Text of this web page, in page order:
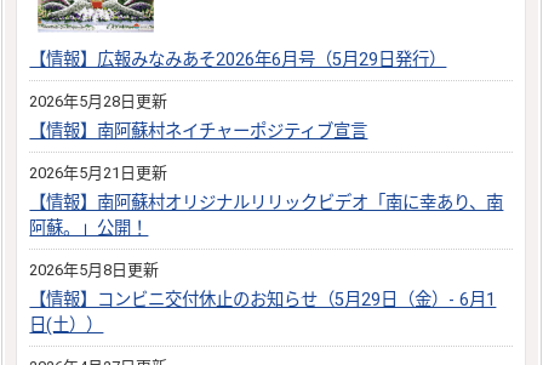
【情報】広報みなみあそ2026年6月号（5月29日発行）
2026年5月28日更新
【情報】南阿蘇村ネイチャーポジティブ宣言
2026年5月21日更新
【情報】南阿蘇村オリジナルリリックビデオ「南に幸あり、南
阿蘇。」公開！
2026年5月8日更新
【情報】コンビニ交付休止のお知らせ（5月29日（金）- 6月1
日(土））